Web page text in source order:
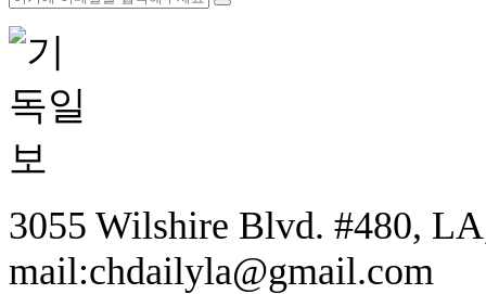
3055 Wilshire Blvd. #480,
mail:chdailyla@gmail.com